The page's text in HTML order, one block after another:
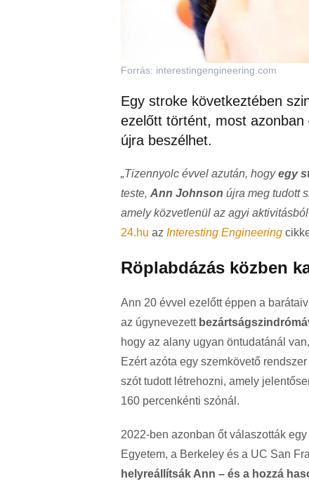
Forrás: interestingengineering.com
Egy stroke következtében
ezelőtt történt, most
újra beszélhet.
„Tizennyolc évvel azután, hogyegy
teste, Ann Johnson újra meg tudott
amely közvetlenül az agyi
24.hu az Interesting Engineering
Röplabdázás közben
Ann 20 évvel ezelőtt éppen a
az úgynevezett
hogy az alany ugyan öntudatánál
Ezért azóta egy szemkövető
szót tudott létrehozni, amely
160 percenkénti szónál.
2022-ben azonban őt válaszották
Egyetem, a Berkeley és a UC San
helyreállítsák Ann – és a hozzá